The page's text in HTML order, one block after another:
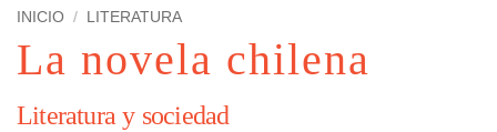
INICIO / LITERATURA
La novela chilena
Literatura y sociedad